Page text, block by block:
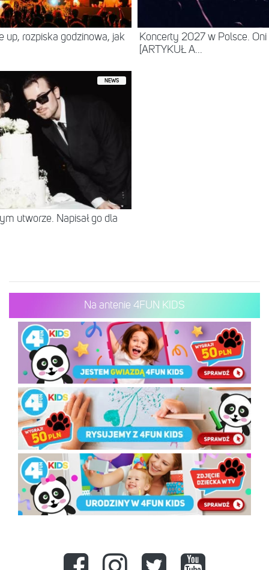
up, rozpiska godzinowa, jak
Koncerty 2027 w Polsce.
[ARTYKUŁ A...
NEWS
utworze. Napisał go dla
Na antenie 4FUN KIDS